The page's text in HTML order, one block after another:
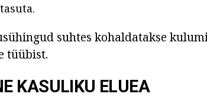
suhtes kohaldatakse
tüübist.
KASULIKU ELUEA